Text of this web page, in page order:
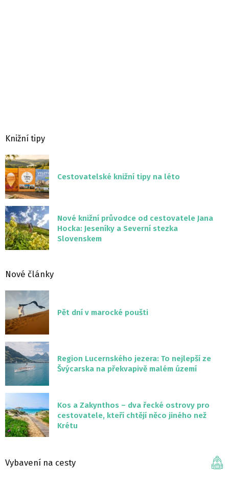
Knižní tipy
Cestovatelské knižní tipy na léto
Nové knižní průvodce od cestovatele Jana
Hocka: Jeseníky a Severní stezka
Slovenskem
Nové články
Pět dní v marocké poušti
Region Lucernského jezera: To nejlepší ze
Švýcarska na překvapivě malém území
Kos a Zakynthos – dva řecké ostrovy pro
cestovatele, kteří chtějí něco jiného než
Krétu
Vybavení na cesty